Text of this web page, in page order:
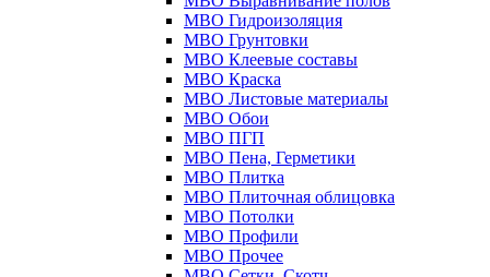
МВО Гидроизоляция
МВО Грунтовки
МВО Клеевые составы
МВО Краска
МВО Листовые материалы
МВО Обои
МВО ПГП
МВО Пена, Герметики
МВО Плитка
МВО Плиточная облицовка
МВО Потолки
МВО Профили
МВО Прочее